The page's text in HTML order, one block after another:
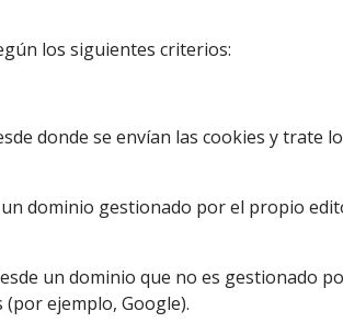
los siguientes criterios:
donde se envían las cookies y trate
dominio gestionado por el propio
un dominio que no es gestionado
ejemplo, Google).